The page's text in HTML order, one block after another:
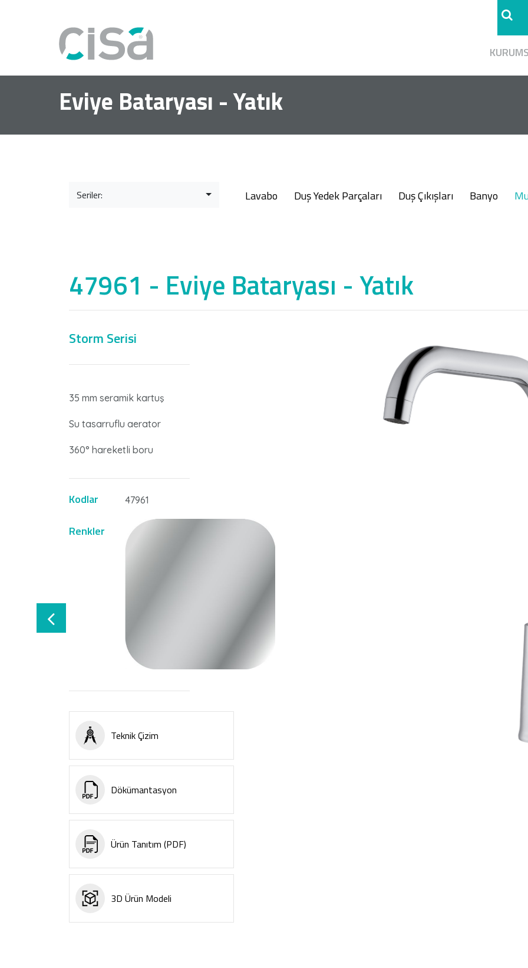
Eviye Bataryası - Yatık
Seriler: Lavabo Duş Yedek Parçaları Duş Çıkışları Banyo
47961 - Eviye Bataryası - Yatık
Storm Serisi
35 mm seramik kartuş
Su tasarruflu aerator
360° hareketli boru
Kodlar 47961
Renkler
Teknik Çizim
Dökümantasyon
Ürün Tanıtım (PDF)
3D Ürün Modeli